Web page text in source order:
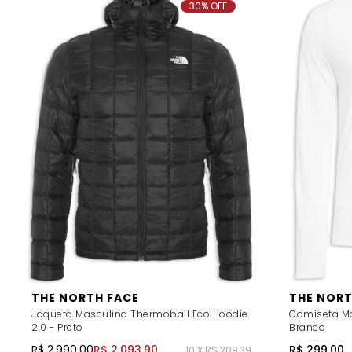
THE NORTH FACE
Jaqueta Masculina Thermoball Eco Hoodie
2.0 - Preto
30% OFF
THE
Camiseta
Branco